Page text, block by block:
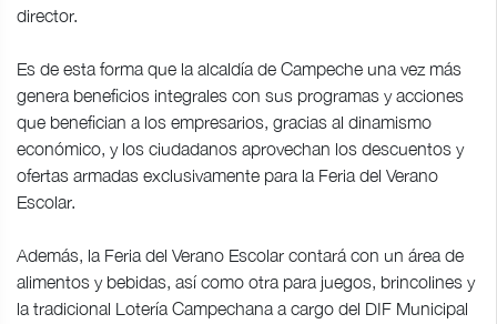
director.
Es de esta forma que la alcaldía de Campeche una vez más
genera beneficios integrales con sus programas y acciones
que benefician a los empresarios, gracias al dinamismo
económico, y los ciudadanos aprovechan los descuentos y
ofertas armadas exclusivamente para la Feria del Verano
Escolar.
Además, la Feria del Verano Escolar contará con un área de
alimentos y bebidas, así como otra para juegos, brincolines y
la tradicional Lotería Campechana a cargo del DIF Municipal